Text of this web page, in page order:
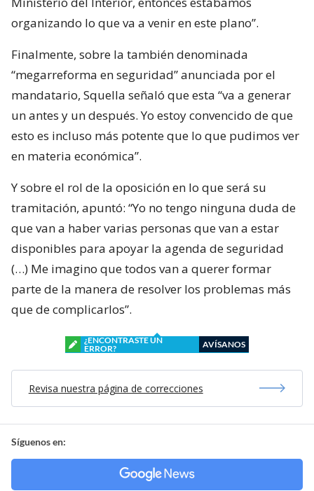
organizando lo que va a venir en este plano”.
Finalmente, sobre la también denominada
“megarreforma en seguridad” anunciada por el
mandatario, Squella señaló que esta “va a generar
un antes y un después. Yo estoy convencido de que
esto es incluso más potente que lo que pudimos ver
en materia económica”.
Y sobre el rol de la oposición en lo que será su
tramitación, apuntó: “Yo no tengo ninguna duda de
que van a haber varias personas que van a estar
disponibles para apoyar la agenda de seguridad
(…) Me imagino que todos van a querer formar
parte de la manera de resolver los problemas más
que de complicarlos”.
¿ENCONTRASTE UN
ERROR?
AVÍSANOS
Revisa nuestra página de correcciones
Síguenos en: